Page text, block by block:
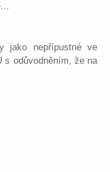
jako nepřípustné ve
s odůvodněním, že na